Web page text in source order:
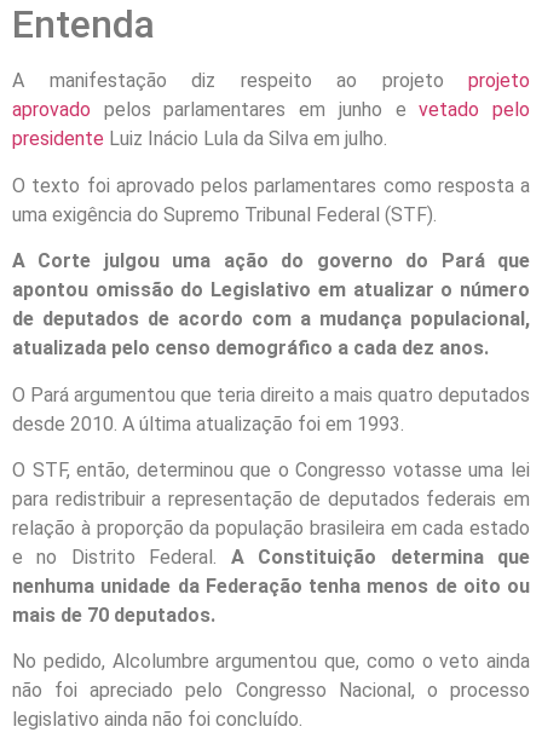
Entenda
A manifestação diz respeito ao projeto projeto
aprovado pelos parlamentares em junho evetado pelo
presidente Luiz Inácio Lula da Silva em julho.
O texto foi aprovado pelos parlamentares como resposta a
uma exigência do Supremo Tribunal Federal (STF).
A Corte julgou uma ação do governo do Pará que
apontou omissão do Legislativo em atualizar o número
de deputados de acordo com a mudança populacional,
atualizada pelo censo demográfico a cada dez anos.
O Pará argumentou que teria direito a mais quatro deputados
desde 2010. A última atualização foi em 1993.
O STF, então, determinou que o Congresso votasse uma lei
para redistribuir a representação de deputados federais em
relação à proporção da população brasileira em cada estado
e no Distrito Federal. A Constituição determina que
nenhuma unidade da Federação tenha menos de oito ou
mais de 70 deputados.
No pedido, Alcolumbre argumentou que, como o veto ainda
não foi apreciado pelo Congresso Nacional, o processo
legislativo ainda não foi concluído.